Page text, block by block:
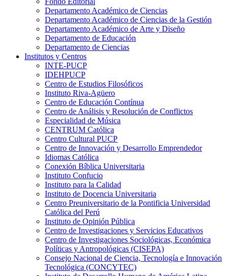
Departamento Académico de Ciencias
Departamento Académico de Ciencias de la Gestión
Departamento Académico de Arte y Diseño
Departamento de Educación
Departamento de Ciencias
Institutos y Centros
INTE-PUCP
IDEHPUCP
Centro de Estudios Filosóficos
Instituto Riva-Agüero
Centro de Educación Contínua
Centro de Análisis y Resolución de Conflictos
Especialidad de Música
CENTRUM Católica
Centro Cultural PUCP
Centro de Innovación y Desarrollo Emprendedor
Idiomas Católica
Conexión Bíblica Universitaria
Instituto Confucio
Instituto para la Calidad
Instituto de Docencia Universitaria
Centro Preuniversitario de la Pontificia Universidad
Católica del Perú
Instituto de Opinión Pública
Centro de Investigaciones y Servicios Educativos
Centro de Investigaciones Sociológicas, Económica
Políticas y Antropológicas (CISEPA)
Consejo Nacional de Ciencia, Tecnología e Innovación
Tecnológica (CONCYTEC)